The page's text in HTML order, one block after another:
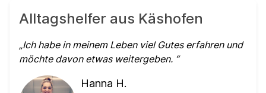
Alltagshelfer aus Käshofen
Ich habe in meinem Leben viel Gutes erfahren und
möchte davon etwas weitergeben.
Hanna H.